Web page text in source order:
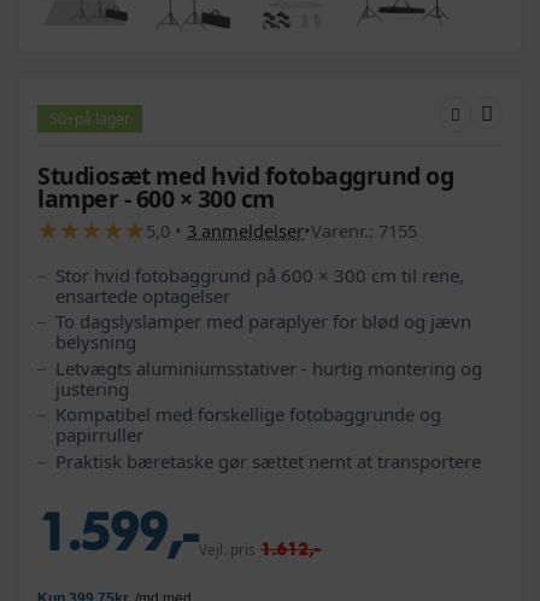
50+på lager
Studiosæt med hvid fotobaggrund og
lamper - 600 × 300 cm
★
★★
★★
★★
★★
★5,0 • 3 anmeldelser•Varenr.: 7155
Stor hvid fotobaggrund på 600 × 300 cm til rene,
ensartede optagelser
To dagslyslamper med paraplyer for blød og jævn
belysning
Letvægts aluminiumsstativer - hurtig montering og
justering
Kompatibel med forskellige fotobaggrunde og
papirruller
Praktisk bæretaske gør sættet nemt at transportere
1.599,-Vejl. pris 1.612,-